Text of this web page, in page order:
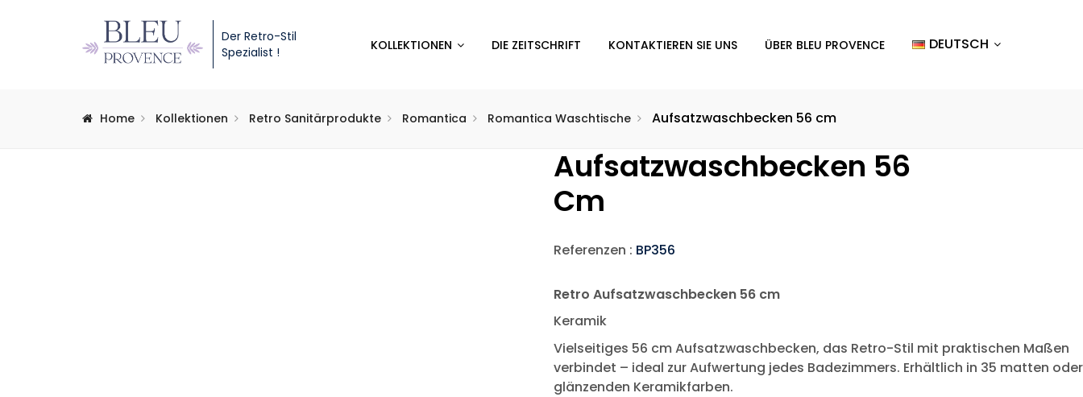
Der Retro-Stil
Spezialist !
KOLLEKTIONEN DIE ZEITSCHRIFT KONTAKTIEREN SIE UNS ÜBER BLEU PROVENCE DEUTSCH
Home Kollektionen Retro Sanitärprodukte Romantica Romantica Waschtische Aufsatzwaschbecken 56 cm
Aufsatzwaschbecken 56
Cm
Referenzen : BP356
Retro Aufsatzwaschbecken 56 cm
Keramik
Vielseitiges 56 cm Aufsatzwaschbecken, das Retro-Stil mit praktischen Maßen
verbindet – ideal zur Aufwertung jedes Badezimmers. Erhältlich in 35 matten oder
glänzenden Keramikfarben.